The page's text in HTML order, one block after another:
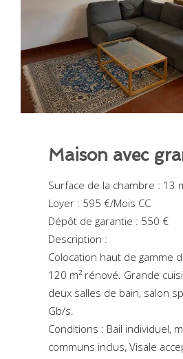
Maison avec
Surface de la chambre : 13
Loyer : 595 €/Mois CC
Dépôt de garantie : 550 €
Description :
Colocation haut de gamme
120 m² rénové. Grande
deux salles de bain, salon
Gb/s.
Conditions : Bail individuel,
communs inclus, Visale